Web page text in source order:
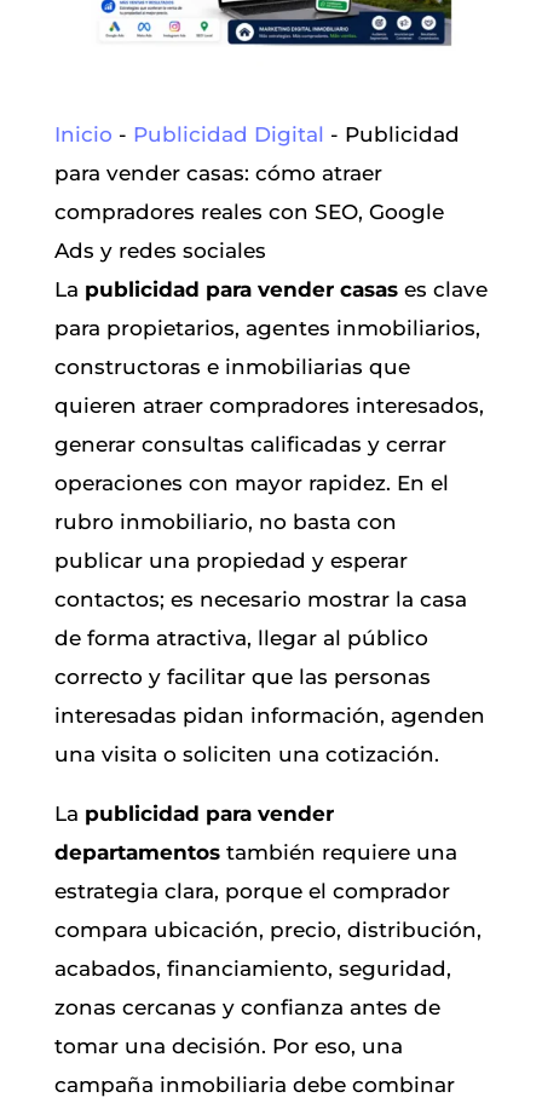
Inicio - Publicidad Digital - Publicidad
para vender casas: cómo atraer
compradores reales con SEO, Google
Ads y redes sociales
La publicidad para vender casases clave
para propietarios, agentes inmobiliarios,
constructoras e inmobiliarias que
quieren atraer compradores interesados,
generar consultas calificadas y cerrar
operaciones con mayor rapidez. En el
rubro inmobiliario, no basta con
publicar una propiedad y esperar
contactos; es necesario mostrar la casa
de forma atractiva, llegar al público
correcto y facilitar que las personas
interesadas pidan información, agenden
una visita o soliciten una cotización.
La publicidad para vender
departamentostambién requiere una
estrategia clara, porque el comprador
compara ubicación, precio, distribución,
acabados, financiamiento, seguridad,
zonas cercanas y confianza antes de
tomar una decisión. Por eso, una
campaña inmobiliaria debe combinar